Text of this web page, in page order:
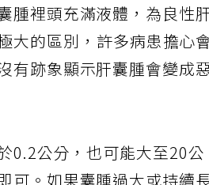
腫裡頭充滿液體，為良性
大的區別，許多病患擔心會
有跡象顯示肝囊腫會變成
0.2公分，也可能大至20公